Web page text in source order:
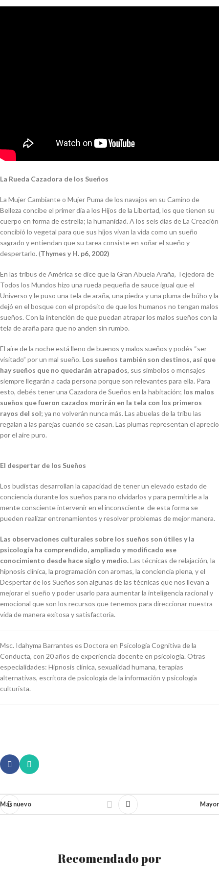
La Rueda Cazadora de los Sueños
La Mujer Cambiante o Mujer Puma de los navajos en su Camino de
Belleza concibe el primer día a los Hijos de la Libertad, los que tienen su
cuerpo en forma de estrella; la humanidad. A los seis días de La Creación
concibió lo vegetal para que sus hijos vivan la vida como un sueño
sagrado y entiendan que su tarea consiste en soñar el sueño y
despertarlo. (Thymes y H. p6, 2002)
En las tribus de América se dice que la Gran Abuela Araña, Tejedora de
Todos los Mundos hizo una rueda pequeña de sauce igual que el
Universo y le puso una tela de araña, una piedra y una pluma de búho y la
dejó en el bosque con el propósito de que los humanos no tengan malos
sueños. Con la intención de que puedan atrapar los malos sueños con la
tela de araña para que no anden sin rumbo.
El aire de la noche está lleno de buenos y malos sueños y podés “ser
visitado” por un mal sueño. Los sueños también son destinos, así que
hay sueños que no quedarán atrapados, sus símbolos o mensajes
siempre llegarán a cada persona porque son relevantes para ella. Para
esto, debés tener una Cazadora de Sueños en la habitación; los malos
sueños que fueron cazados morirán en la tela con los primeros
rayos del sol; ya no volverán nunca más. Las abuelas de la tribu las
regalan a las parejas cuando se casan. Las plumas representan el aprecio
por el aire puro.
El despertar de los Sueños
Los budistas desarrollan la capacidad de tener un elevado estado de
conciencia durante los sueños para no olvidarlos y para permitirle a la
mente consciente intervenir en el inconsciente de esta forma se
pueden realizar entrenamientos y resolver problemas de mejor manera.
Las observaciones culturales sobre los sueños son útiles y la
psicología ha comprendido, ampliado y modificado ese
conocimiento desde hace siglo y medio.Las técnicas de relajación, la
hipnosis clínica, la programación con aromas, la conciencia plena, y el
Despertar de los Sueños son algunas de las técnicas que nos llevan a
mejorar el sueño y poder usarlo para aumentar la inteligencia racional y
emocional que son los recursos que tenemos para direccionar nuestra
vida de manera exitosa y satisfactoria.
Msc. Idahyma Barrantes es Doctora en Psicología Cognitiva de la
Conducta, con 20 años de experiencia docente en psicología. Otras
especialidades: Hipnosis clínica, sexualidad humana, terapias
alternativas, escritora de psicología de la información y psicología
culturista.
Más nuevo Mayor
Recomendado por